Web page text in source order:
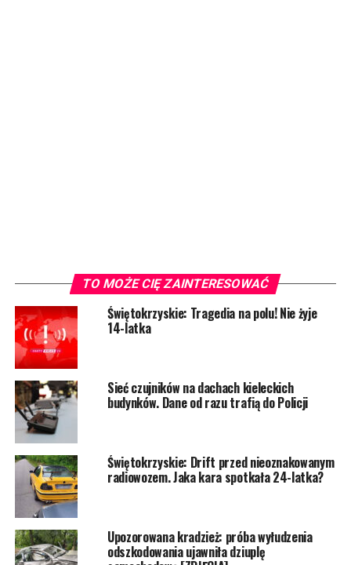
TO MOŻE CIĘ ZAINTERESOWAĆ
Świętokrzyskie: Tragedia na polu! Nie żyje
14-latka
Sieć czujników na dachach kieleckich
budynków. Dane od razu trafią do Policji
Świętokrzyskie: Drift przed nieoznakowanym
radiowozem. Jaka kara spotkała 24-latka?
Upozorowana kradzież: próba wyłudzenia
odszkodowania ujawniła dziuplę